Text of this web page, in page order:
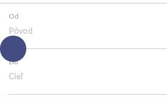
Od
Pôvod
Do
Cieľ